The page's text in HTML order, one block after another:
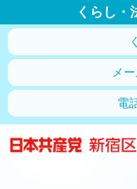
くらし・
メ
電